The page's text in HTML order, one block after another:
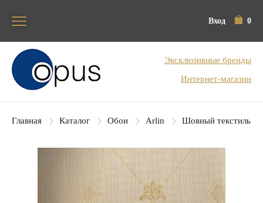
Вход 0
Блок поиска
Эксклюзивные бренды
Интернет-магазин
Главная Каталог Обои Arlin Шовный текстиль